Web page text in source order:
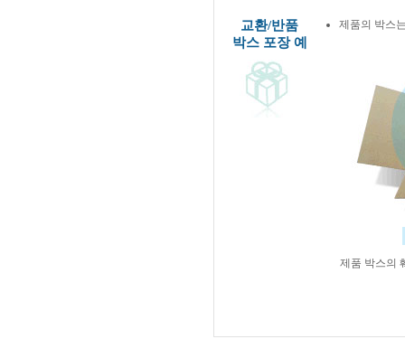
교환/반품
박스 포장 예
제품의 박스
제품 박스의